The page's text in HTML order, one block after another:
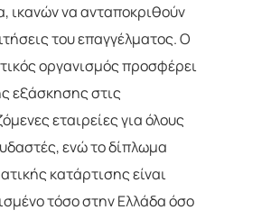
ικανών να ανταποκριθούν
του επαγγέλματος. Ο
οργανισμός προσφέρει
εξάσκησης στις
εταιρείες για όλους
ενώ το δίπλωμα
κατάρτισης είναι
τόσο στην Ελλάδα όσο